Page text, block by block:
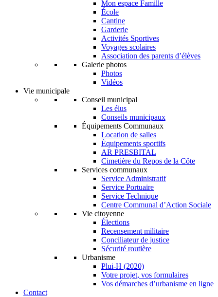
Mon espace Famille
École
Cantine
Garderie
Activités Sportives
Voyages scolaires
Association des parents d’élèves
Galerie photos
Photos
Vidéos
Vie municipale
Conseil municipal
Les élus
Conseils municipaux
Équipements Communaux
Location de salles
Équipements sportifs
AR PRESBITAL
Cimetière du Repos de la Côte
Services communaux
Service Administratif
Service Portuaire
Service Technique
Centre Communal d’Action Sociale
Vie citoyenne
Élections
Recensement militaire
Conciliateur de justice
Sécurité routière
Urbanisme
Plui-H (2020)
Votre projet, vos formulaires
Vos démarches d’urbanisme en ligne
Contact